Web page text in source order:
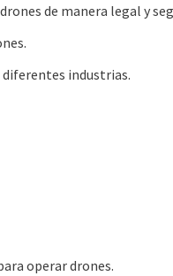
de manera legal y
industrias.
operar drones.